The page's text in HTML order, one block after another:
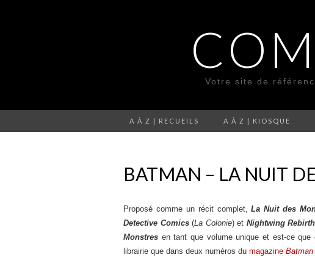
Votre site de
A À Z | RECUEILS A À Z | KIOSQUE
BATMAN – LA NUIT
Proposé comme un récit complet,La Nuit des
Detective Comics(La Colonie) et Nightwing Rebirth
Monstres en tant que volume unique et est-ce
librairie que dans deux numéros du magazine Batman